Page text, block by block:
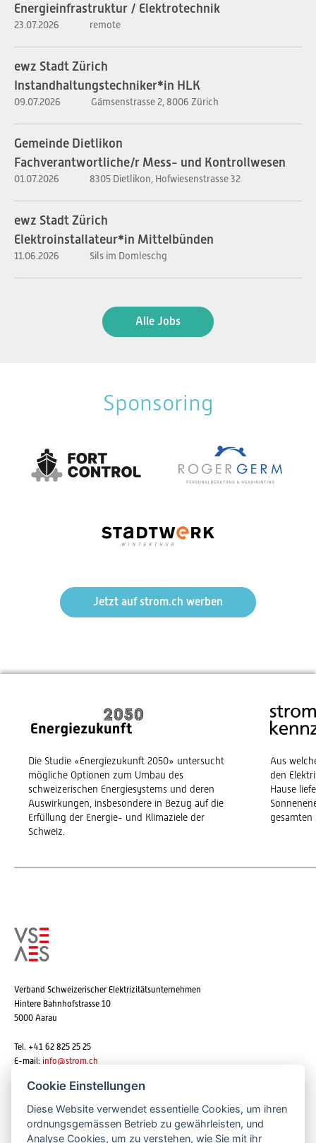
Energieinfrastruktur / Elektrotechnik
23.07.2026 remote
ewz Stadt Zürich
Instandhaltungstechniker*in HLK
09.07.2026 Gämsenstrasse 2, 8006 Zürich
Gemeinde Dietlikon
Fachverantwortliche/r Mess- und Kontrollwesen
01.07.2026 8305 Dietlikon, Hofwiesenstrasse 32
ewz Stadt Zürich
Elektroinstallateur*in Mittelbünden
11.06.2026 Sils im Domleschg
Alle Jobs
Sponsoring
Jetzt auf strom.ch werben
Die Studie «Energiezukunft 2050» untersucht
mögliche Optionen zum Umbau des
schweizerischen Energiesystems und deren
Auswirkungen, insbesondere in Bezug auf die
Erfüllung der Energie- und Klimaziele der
Schweiz.
Aus
den
Hause
gesamten
Verband Schweizerischer Elektrizitätsunternehmen
Hintere Bahnhofstrasse 10
5000 Aarau
Tel. +41 62 825 25 25
E-mail: info@strom.ch
Newsletter abonnieren
Cookie Einstellungen
Diese Website verwendet essentielle Cookies, um ihren
ordnungsgemässen Betrieb zu gewährleisten, und
Analyse Cookies, um zu verstehen, wie Sie mit ihr